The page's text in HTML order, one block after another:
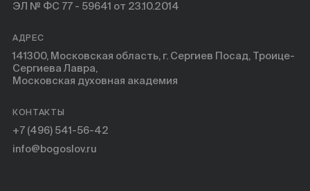
ЭЛ № ФС 77 - 59641 от 23.10.2014
АДРЕС
141300, Московская область, г. Сергиев Посад, Троице-
Сергиева Лавра,
Московская духовная академия
КОНТАКТЫ
+7 (496) 541-56-42
info@bogoslov.ru